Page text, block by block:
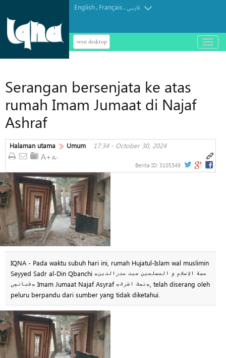
English. Français.فارسی
versi desktop
باز
و
Serangan bersenjata ke atas
rumah Imam Jumaat di Najaf
Ashraf
Halaman utama Umum 17:34 - October 30, 2024
Berita ID: 3105349
IQNA - Pada waktu subuh hari ini, rumah Hujatul-Islam wal muslimin
Seyyed Sadr al-Din Qbanchi «حجة الاسلام و المسلمین سید صدرالدین
قبانچی» Imam Jumaat Najaf Asyraf «نجف اشرف», telah diserang oleh
peluru berpandu dari sumber yang tidak diketahui.